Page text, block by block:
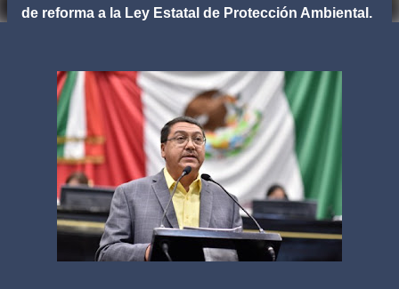
de reforma a la Ley Estatal de Protección Ambiental.